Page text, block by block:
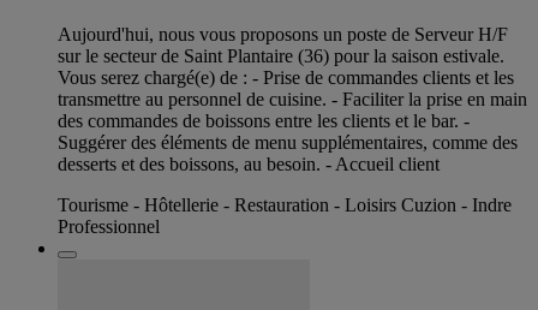
Aujourd'hui, nous vous proposons un poste de Serveur H/F
sur le secteur de Saint Plantaire (36) pour la saison estivale.
Vous serez chargé(e) de : - Prise de commandes clients et les
transmettre au personnel de cuisine. - Faciliter la prise en main
des commandes de boissons entre les clients et le bar. -
Suggérer des éléments de menu supplémentaires, comme des
desserts et des boissons, au besoin. - Accueil client
Tourisme - Hôtellerie - Restauration - Loisirs Cuzion - Indre
Professionnel